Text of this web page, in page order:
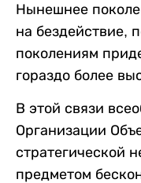
Нынешнее
на бездействие,
поколениям
гораздо более
В этой связи
Организации
стратегической
предметом